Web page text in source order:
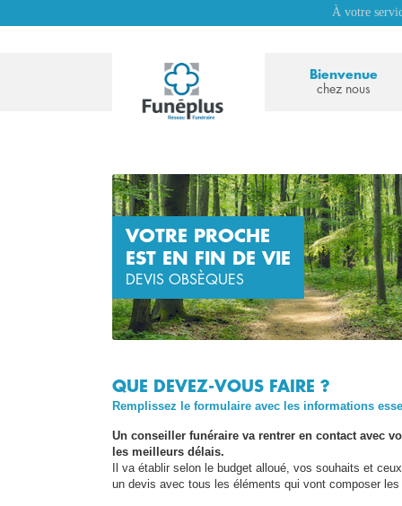
À votre
Bienvenue
chez nous
VOTRE PROCHE
EST EN FIN DE VIE
DEVIS OBSÈQUES
QUE DEVEZ-VOUS FAIRE ?
Remplissez le formulaire avec les informations
Un conseiller funéraire va rentrer en contact avec
les meilleurs délais.
Il va établir selon le budget alloué, vos souhaits et
un devis avec tous les éléments qui vont composer